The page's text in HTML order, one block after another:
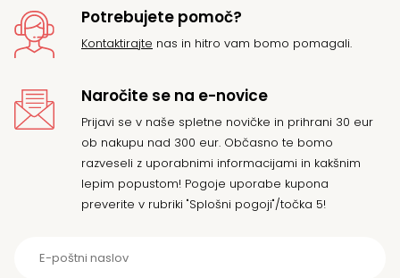
Potrebujete pomoč?
Kontaktirajte nas in hitro vam bomo pomagali.
Naročite se na e-novice
Prijavi se v naše spletne novičke in prihrani 30 eur
ob nakupu nad 300 eur. Občasno te bomo
razveseli z uporabnimi informacijami in kakšnim
lepim popustom! Pogoje uporabe kupona
preverite v rubriki "Splošni pogoji"/točka 5!